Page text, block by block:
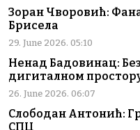
Зоран Чворовић:
Брисела
29. June 2026. 05:10
Ненад Бадовинац:
дигиталном
26. June 2026. 06:07
Слободан Антонић:
СПЦ